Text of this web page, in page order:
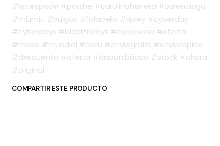
#katespade #porshe #carolinaherrera #balenciaga
#miumiu #bulgari #falabella #ripley #cyberday
#cyberdays #blackfridays #cyberwow #oferta
#messi #mundial #peru #enviogratis #enviorapido
#descuento #oferta #disponibilidad #stock #ahora
#original
COMPARTIR ESTE PRODUCTO